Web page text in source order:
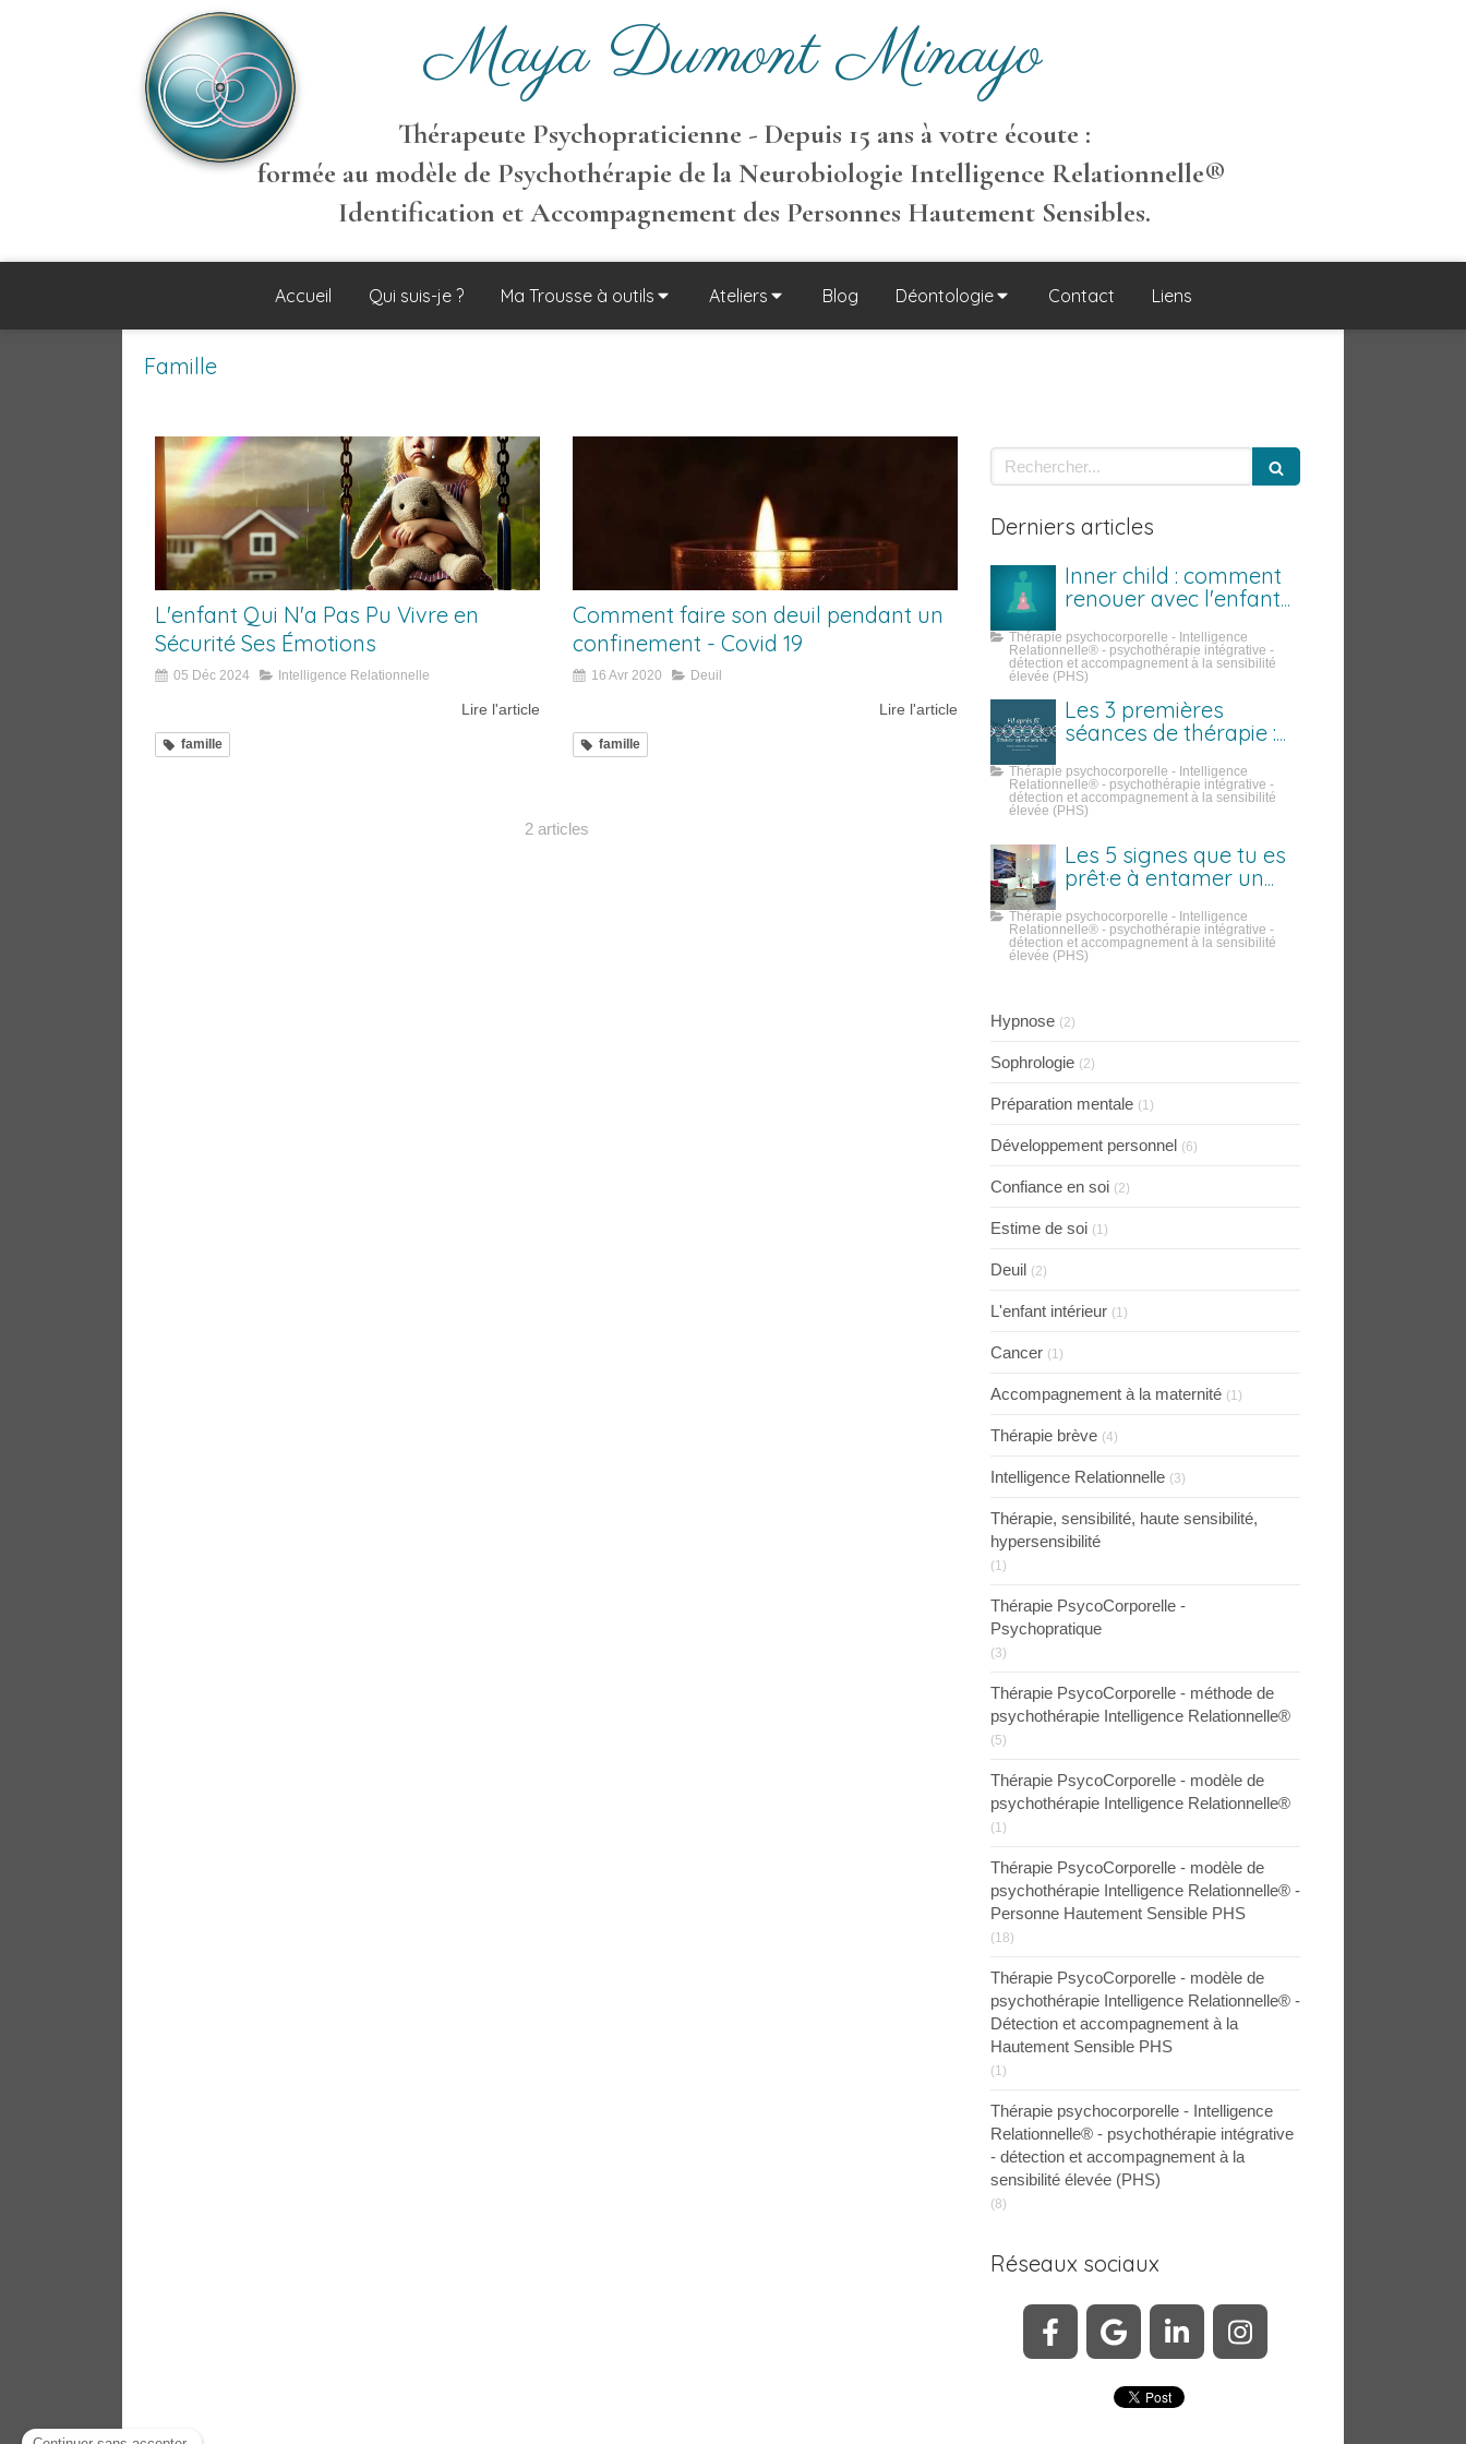
Maya Dumont Minayo
Thérapeute Psychopraticienne - Depuis 15 ans à votre écoute :
formée au modèle de Psychothérapie de la Neurobiologie Intelligence Relationnelle®
Identification et Accompagnement des Personnes Hautement Sensibles.
Accueil Qui suis-je ? Ma Trousse à outils Ateliers Blog Déontologie Contact Liens
Famille
L'enfant Qui N'a Pas Pu Vivre en
Sécurité Ses Émotions
05 Déc 2024 Intelligence Relationnelle
Lire l'article
famille
Comment faire son deuil pendant un
confinement - Covid 19
16 Avr 2020 Deuil
Lire l'article
famille
2 articles
Rechercher
Derniers articles
Inner child : comment
renouer avec l'enfant
Thérapie psychocorporelle - Intelligence
Relationnelle® - psychothérapie intégrative -
détection et accompagnement à la sensibilité
élevée (PHS)
Les 3 premières
séances de thérapie :
vraiment
Thérapie psychocorporelle - Intelligence
Relationnelle® - psychothérapie intégrative -
détection et accompagnement à la sensibilité
élevée (PHS)
Les 5 signes que tu es
prêt·e à entamer un
Thérapie psychocorporelle - Intelligence
Relationnelle® - psychothérapie intégrative -
détection et accompagnement à la sensibilité
élevée (PHS)
Hypnose (2)
Sophrologie (2)
Préparation mentale (1)
Développement personnel (6)
Confiance en soi (2)
Estime de soi (1)
Deuil (2)
L'enfant intérieur (1)
Cancer (1)
Accompagnement à la maternité (1)
Thérapie brève (4)
Intelligence Relationnelle (3)
Thérapie, sensibilité, haute sensibilité,
hypersensibilité
(1)
Thérapie PsycoCorporelle -
Psychopratique
(3)
Thérapie PsycoCorporelle - méthode de
psychothérapie Intelligence Relationnelle®
(5)
Thérapie PsycoCorporelle - modèle de
psychothérapie Intelligence Relationnelle®
(1)
Thérapie PsycoCorporelle - modèle de
psychothérapie Intelligence Relationnelle® -
Personne Hautement Sensible PHS
(18)
Thérapie PsycoCorporelle - modèle de
psychothérapie Intelligence Relationnelle® -
Détection et accompagnement à la
Hautement Sensible PHS
(1)
Thérapie psychocorporelle - Intelligence
Relationnelle® - psychothérapie intégrative
- détection et accompagnement à la
sensibilité élevée (PHS)
(8)
Réseaux sociaux